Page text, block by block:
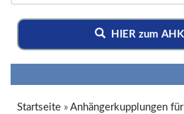
HIER zum
Startseite » Anhängerkupplungen